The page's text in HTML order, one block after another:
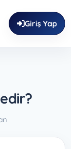
Giriş Yap